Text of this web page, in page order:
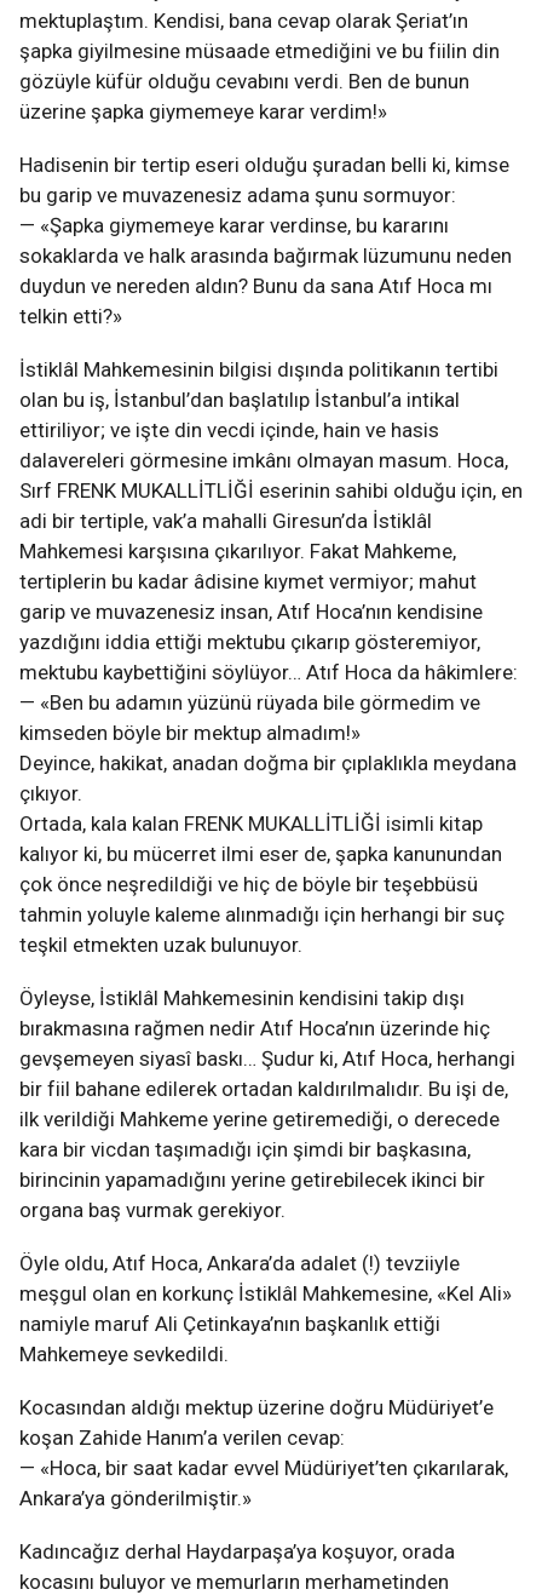
mektuplaştım. Kendisi, bana cevap olarak Şeriat’ın
şapka giyilmesine müsaade etmediğini ve bu fiilin din
gözüyle küfür olduğu cevabını verdi. Ben de bunun
üzerine şapka giymemeye karar verdim!»
Hadisenin bir tertip eseri olduğu şuradan belli ki, kimse
bu garip ve muvazenesiz adama şunu sormuyor:
— «Şapka giymemeye karar verdinse, bu kararını
sokaklarda ve halk arasında bağırmak lüzumunu neden
duydun ve nereden aldın? Bunu da sana Atıf Hoca mı
telkin etti?»
İstiklâl Mahkemesinin bilgisi dışında politikanın tertibi
olan bu iş, İstanbul’dan başlatılıp İstanbul’a intikal
ettiriliyor; ve işte din vecdi içinde, hain ve hasis
dalavereleri görmesine imkânı olmayan masum. Hoca,
Sırf FRENK MUKALLİTLİĞİ eserinin sahibi olduğu için, en
adi bir tertiple, vak’a mahalli Giresun’da İstiklâl
Mahkemesi karşısına çıkarılıyor. Fakat Mahkeme,
tertiplerin bu kadar âdisine kıymet vermiyor; mahut
garip ve muvazenesiz insan, Atıf Hoca’nın kendisine
yazdığını iddia ettiği mektubu çıkarıp gösteremiyor,
mektubu kaybettiğini söylüyor… Atıf Hoca da hâkimlere:
— «Ben bu adamın yüzünü rüyada bile görmedim ve
kimseden böyle bir mektup almadım!»
Deyince, hakikat, anadan doğma bir çıplaklıkla meydana
çıkıyor.
Ortada, kala kalan FRENK MUKALLİTLİĞİ isimli kitap
kalıyor ki, bu mücerret ilmi eser de, şapka kanunundan
çok önce neşredildiği ve hiç de böyle bir teşebbüsü
tahmin yoluyle kaleme alınmadığı için herhangi bir suç
teşkil etmekten uzak bulunuyor.
Öyleyse, İstiklâl Mahkemesinin kendisini takip dışı
bırakmasına rağmen nedir Atıf Hoca’nın üzerinde hiç
gevşemeyen siyasî baskı… Şudur ki, Atıf Hoca, herhangi
bir fiil bahane edilerek ortadan kaldırılmalıdır. Bu işi de,
ilk verildiği Mahkeme yerine getiremediği, o derecede
kara bir vicdan taşımadığı için şimdi bir başkasına,
birincinin yapamadığını yerine getirebilecek ikinci bir
organa baş vurmak gerekiyor.
Öyle oldu, Atıf Hoca, Ankara’da adalet (!) tevziiyle
meşgul olan en korkunç İstiklâl Mahkemesine, «Kel Ali»
namiyle maruf Ali Çetinkaya’nın başkanlık ettiği
Mahkemeye sevkedildi.
Kocasından aldığı mektup üzerine doğru Müdüriyet’e
koşan Zahide Hanım’a verilen cevap:
— «Hoca, bir saat kadar evvel Müdüriyet’ten çıkarılarak,
Ankara’ya gönderilmiştir.»
Kadıncağız derhal Haydarpaşa’ya koşuyor, orada
kocasını buluyor ve memurların merhametinden